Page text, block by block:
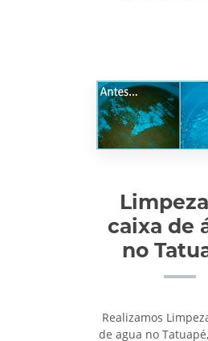
caixa de
no
Realizamos
de agua no